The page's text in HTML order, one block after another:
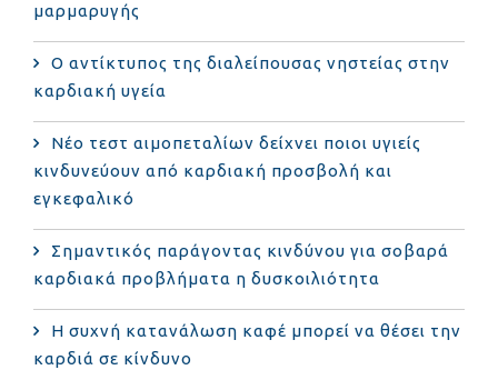
μαρμαρυγής
Ο αντίκτυπος της διαλείπουσας νηστείας στην
καρδιακή υγεία
Νέο τεστ αιμοπεταλίων δείχνει ποιοι υγιείς
κινδυνεύουν από καρδιακή προσβολή και
εγκεφαλικό
Σημαντικός παράγοντας κινδύνου για σοβαρά
καρδιακά προβλήματα η δυσκοιλιότητα
Η συχνή κατανάλωση καφέ μπορεί να θέσει την
καρδιά σε κίνδυνο